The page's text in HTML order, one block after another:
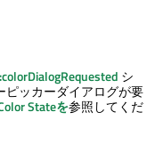
シ
ピッカーダイアログが要
Stateを参照してくだ